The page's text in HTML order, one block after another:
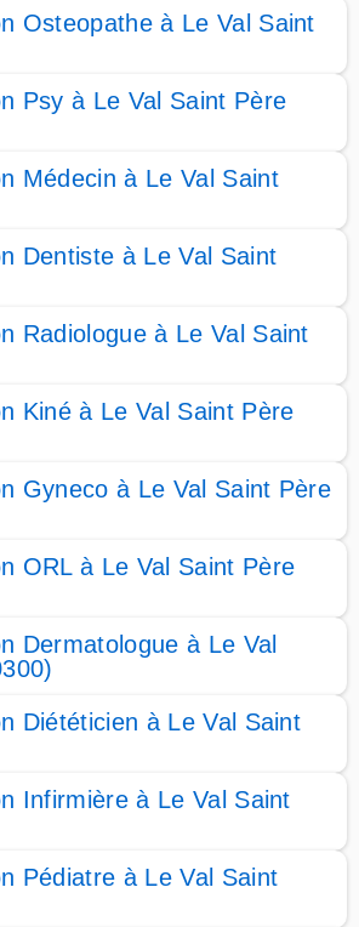
Osteopathe à Le Val Saint
Psy à Le Val Saint Père
Médecin à Le Val Saint
Dentiste à Le Val Saint
Radiologue à Le Val Saint
Kiné à Le Val Saint Père
Gyneco à Le Val Saint Père
ORL à Le Val Saint Père
Dermatologue à Le Val
Diététicien à Le Val Saint
Infirmière à Le Val Saint
Pédiatre à Le Val Saint